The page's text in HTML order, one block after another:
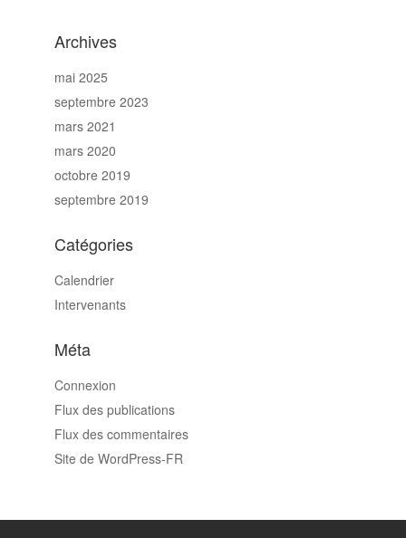
Archives
mai 2025
septembre 2023
mars 2021
mars 2020
octobre 2019
septembre 2019
Catégories
Calendrier
Intervenants
Méta
Connexion
Flux des publications
Flux des commentaires
Site de WordPress-FR